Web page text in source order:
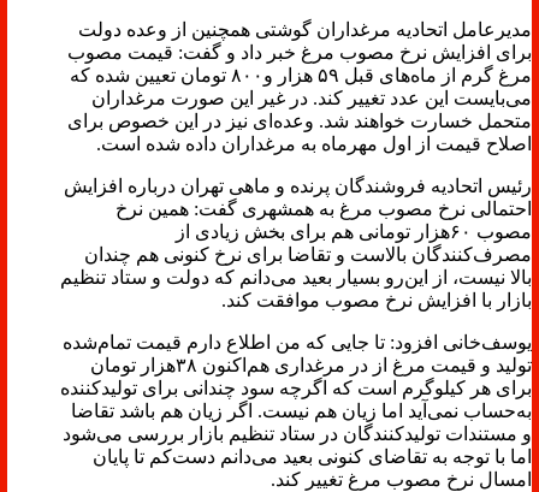
مدیرعامل اتحادیه مرغداران گوشتی همچنین از وعده دولت
برای افزایش نرخ مصوب مرغ خبر داد و گفت: قیمت مصوب
مرغ گرم از ماه‌های قبل ۵۹ هزار و۸۰۰ تومان تعیین شده که
می‌بایست این عدد تغییر کند. در غیر این صورت مرغداران
متحمل خسارت خواهند شد. وعده‌ای نیز در این خصوص برای
اصلاح قیمت از اول مهرماه به مرغداران داده شده است.
رئیس اتحادیه فروشندگان پرنده و ماهی تهران درباره افزایش
احتمالی نرخ مصوب مرغ به همشهری گفت: همین نرخ
مصوب ۶۰هزار تومانی هم برای بخش زیادی از
مصرف‌کنندگان بالاست و تقاضا برای نرخ کنونی هم چندان
بالا نیست، از این‌رو بسیار بعید می‌دانم که دولت و ستاد تنظیم
بازار با افزایش نرخ مصوب موافقت کند.
یوسف‌خانی افزود: تا جایی که من اطلاع دارم قیمت تمام‌شده
تولید و قیمت مرغ از در مرغداری هم‌اکنون ۳۸هزار تومان
برای هر کیلوگرم است که اگرچه سود چندانی برای تولیدکننده
به‌حساب نمی‌آید اما زیان هم نیست. اگر زیان هم باشد تقاضا
و مستندات تولیدکنندگان در ستاد تنظیم بازار بررسی می‌شود
اما با توجه به تقاضای کنونی بعید می‌دانم دست‌کم تا پایان
امسال نرخ مصوب مرغ تغییر کند.